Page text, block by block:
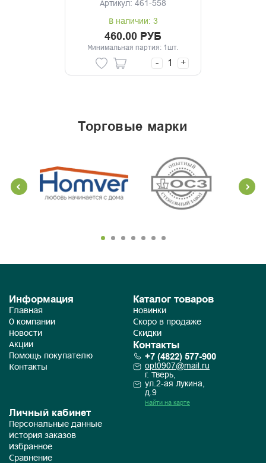
Артикул: 461-558
В наличии: 3
460.00 РУБ
Минимальная партия: 1шт.
- +
торговые марки
Информация
Главная
О компании
Новости
Акции
Помощь покупателю
Контакты
Каталог товаров
Новинки
Скоро в продаже
Скидки
Контакты
+7 (4822) 577-900
opt0907@mail.ru
г. Тверь,
ул.2-ая Лукина,
д.9
Найти на карте
Личный кабинет
Персональные данные
История заказов
Избранное
Сравнение